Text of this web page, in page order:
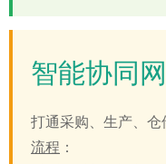
智能协同
打通采购、生产、仓
流程 ：